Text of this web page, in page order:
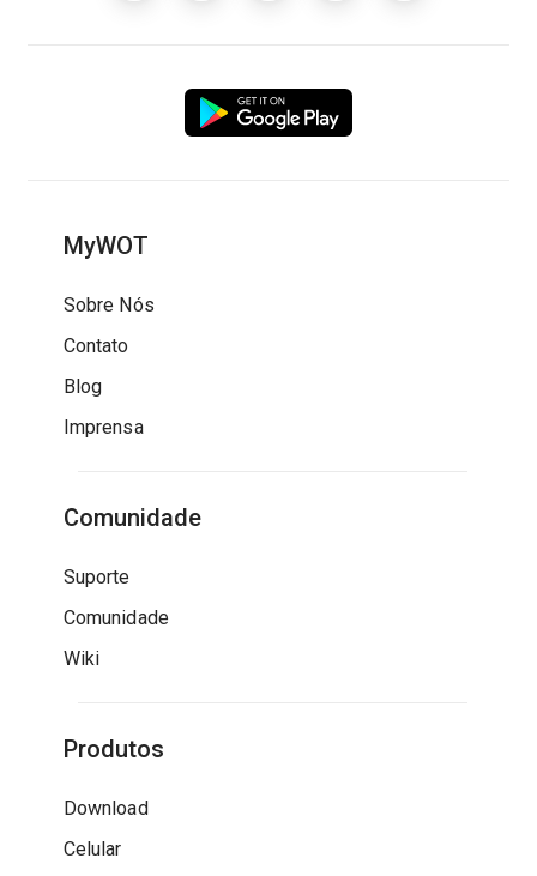
MyWOT
Sobre Nós
Contato
Blog
Imprensa
Comunidade
Suporte
Comunidade
Wiki
Produtos
Download
Celular